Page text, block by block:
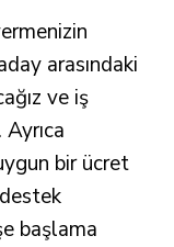
arasındaki
ve iş
bir ücret
başlama